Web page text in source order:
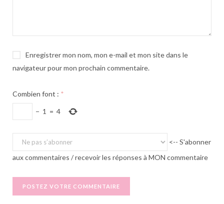
Enregistrer mon nom, mon e-mail et mon site dans le
navigateur pour mon prochain commentaire.
Combien font : *
− 1 = 4
<-- S'abonner
aux commentaires / recevoir les réponses à MON commentaire